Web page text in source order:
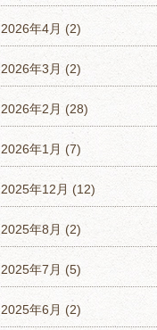
2026年4月 (2)
2026年3月 (2)
2026年2月 (28)
2026年1月 (7)
2025年12月 (12)
2025年8月 (2)
2025年7月 (5)
2025年6月 (2)